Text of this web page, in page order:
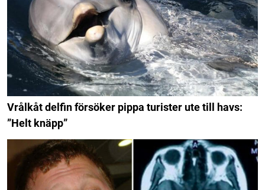
Vrålkåt delfin försöker pippa turister ute till havs:
”Helt knäpp”